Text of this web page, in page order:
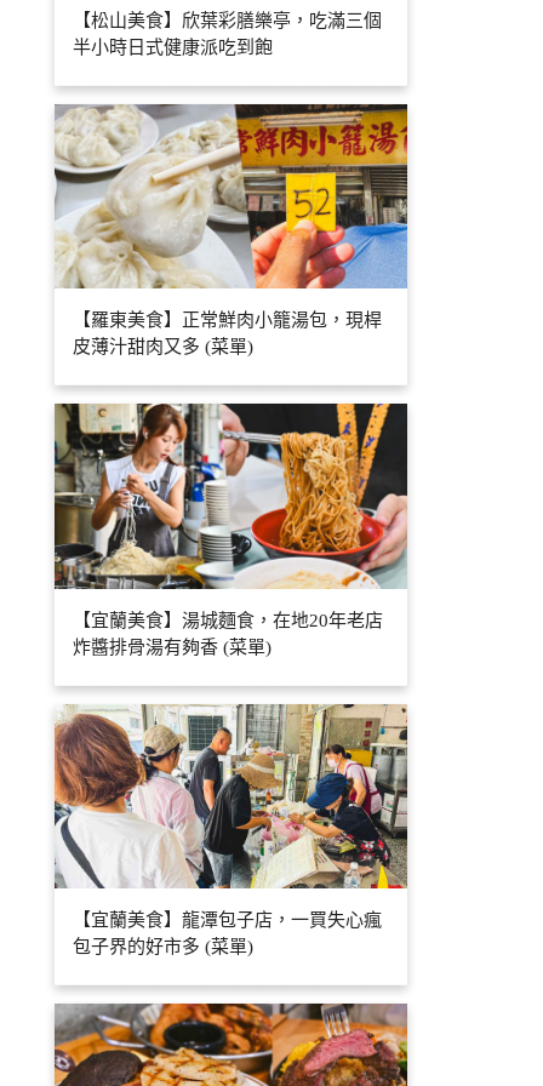
【松山美食】欣葉彩膳樂亭，吃滿三個
半小時日式健康派吃到飽
【羅東美食】正常鮮肉小籠湯包，現桿
皮薄汁甜肉又多 (菜單)
【宜蘭美食】湯城麵食，在地20年老店
炸醬排骨湯有夠香 (菜單)
【宜蘭美食】龍潭包子店，一買失心瘋
包子界的好市多 (菜單)